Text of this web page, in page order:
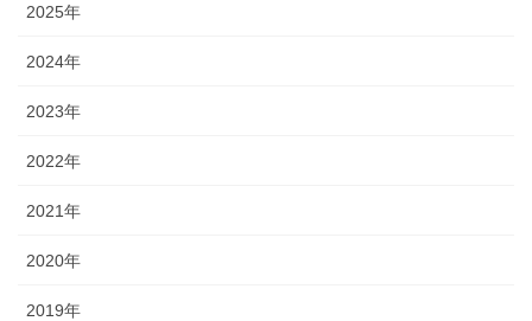
2025年
2024年
2023年
2022年
2021年
2020年
2019年